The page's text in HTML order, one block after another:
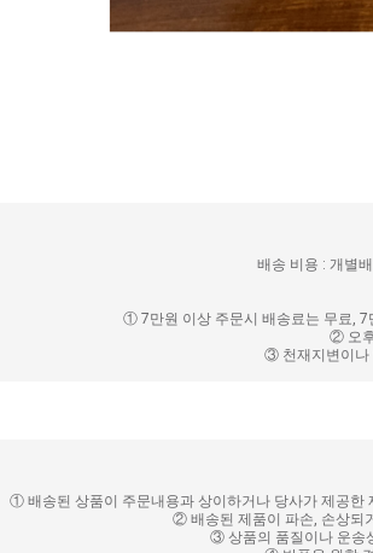
배송 비용 : 개별
① 7만원 이상 주문시 배송료는 무료, 7
② 오
③ 천재지변이나
① 배송된 상품이 주문내용과 상이하거나 당사가 제공한
② 배송된 제품이 파손, 손상되
③ 상품의 품질이나 운송